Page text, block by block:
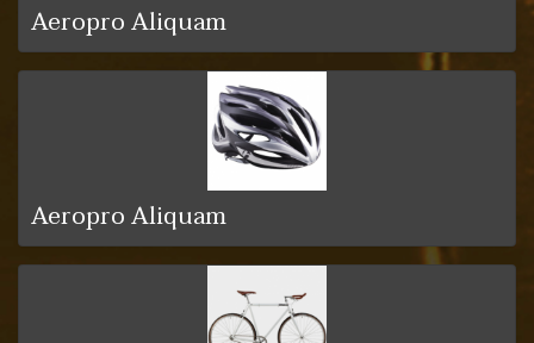
Aeropro Aliquam
Aeropro Aliquam